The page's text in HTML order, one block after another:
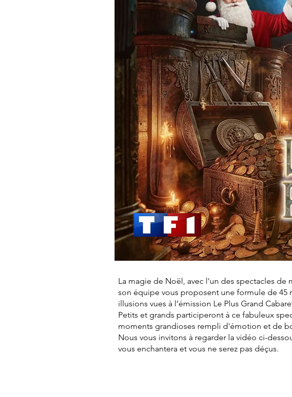
La magie de Noël, avec l'un des spectacles
son équipe vous proposent une formule de 45
illusions vues à l’émission Le Plus Grand
Petits et grands participeront à ce fabuleux
moments grandioses rempli d'émotion et de
Nous vous invitons à regarder la vidéo ci-
vous enchantera et vous ne serez pas déçus.